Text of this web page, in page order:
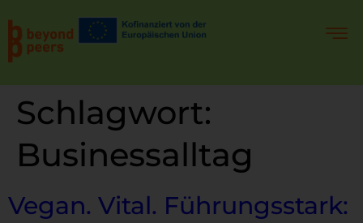
Schlagwort:
Businessalltag
Vegan. Vital. Führungsstark: